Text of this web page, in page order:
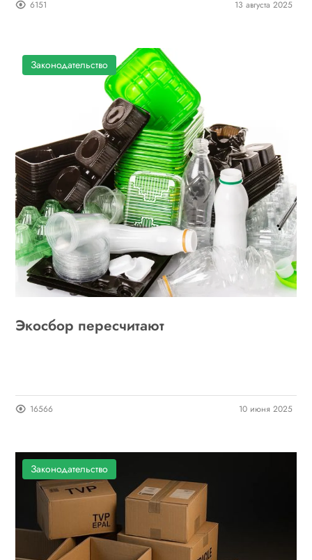
6151 13 августа 2025
Законодательство
Экосбор пересчитают
16566 10 июня 2025
Законодательство